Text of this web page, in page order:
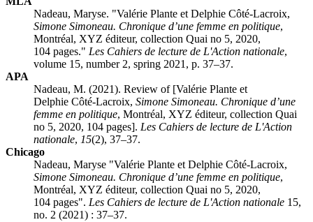
Nadeau, Maryse. "Valérie Plante et Delphie Côté-Lacroix,
Simone Simoneau. Chronique d’une femme en politique,
Montréal, XYZ éditeur, collection Quai no 5, 2020,
104 pages." Les Cahiers de lecture de L'Action nationale,
volume 15, number 2, spring 2021, p. 37–37.
APA
Nadeau, M. (2021). Review of [Valérie Plante et
Delphie Côté-Lacroix, Simone Simoneau. Chronique d’une
femme en politique, Montréal, XYZ éditeur, collection Quai
no 5, 2020, 104 pages]. Les Cahiers de lecture de L'Action
nationale, 15(2), 37–37.
Chicago
Nadeau, Maryse "Valérie Plante et Delphie Côté-Lacroix,
Simone Simoneau. Chronique d’une femme en politique,
Montréal, XYZ éditeur, collection Quai no 5, 2020,
104 pages". Les Cahiers de lecture de L'Action nationale 15,
no. 2 (2021) : 37–37.